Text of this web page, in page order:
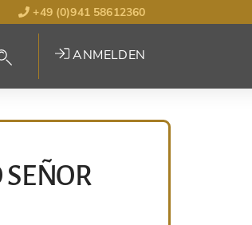
+49 (0)941 58612360
ANMELDEN